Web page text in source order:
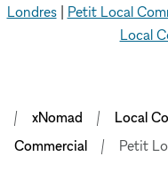
Londres| Petit Local
Local
xNomad Local
Commercial
Petit